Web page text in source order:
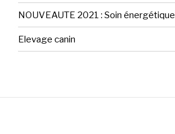
NOUVEAUTE 2021 : Soin énergétique
Elevage canin